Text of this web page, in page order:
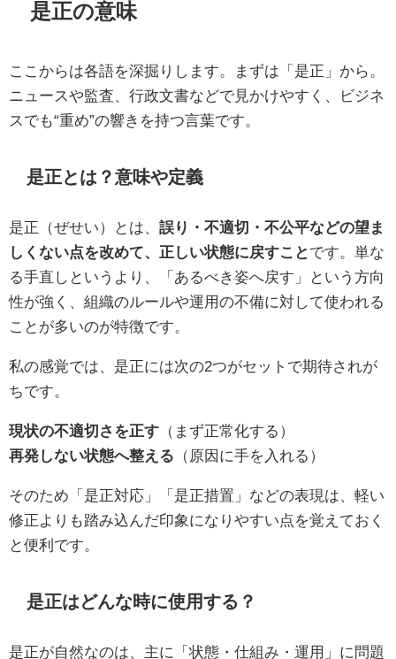
是正の意味
ここからは各語を深掘りします。まずは「是正」から。
ニュースや監査、行政文書などで見かけやすく、ビジネ
スでも“重め”の響きを持つ言葉です。
是正とは？意味や定義
是正（ぜせい）とは、 誤り・不適切・不公平などの望ま
しくない点を改めて、正しい状態に戻すこと です。単な
る手直しというより、「あるべき姿へ戻す」という方向
性が強く、組織のルールや運用の不備に対して使われる
ことが多いのが特徴です。
私の感覚では、是正には次の2つがセットで期待されが
ちです。
現状の不適切さを正す （まず正常化する）
再発しない状態へ整える （原因に手を入れる）
そのため「是正対応」「是正措置」などの表現は、軽い
修正よりも踏み込んだ印象になりやすい点を覚えておく
と便利です。
是正はどんな時に使用する？
是正が自然なのは、主に「状態・仕組み・運用」に問題